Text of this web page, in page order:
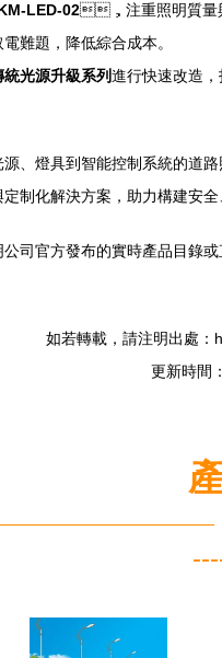
LED-02，注重照明質量與光
電難題，降低綜合成本。
統光源升級系列進行快速改造
燈具到智能控制系統的道路照
定制化解決方案，助力構建安
司官方發布的實時產品目錄或
如若轉載，請注明出
更新時間